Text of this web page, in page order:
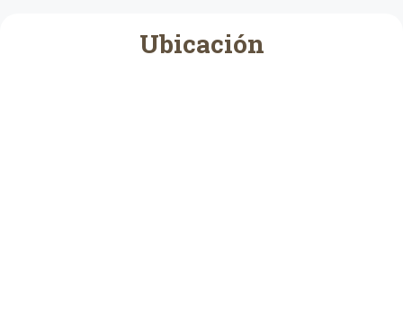
Ubicación